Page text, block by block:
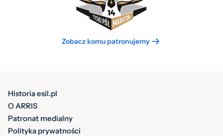
Zobacz komu patronujemy
Historia esil.pl
O ARRIS
Patronat medialny
Polityka prywatności